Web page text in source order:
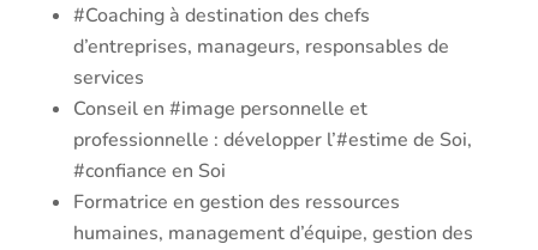
#Coaching à destination des chefs
d’entreprises, manageurs, responsables de
services
Conseil en #image personnelle et
professionnelle : développer l’#estime de Soi,
#confiance en Soi
Formatrice en gestion des ressources
humaines, management d’équipe, gestion des